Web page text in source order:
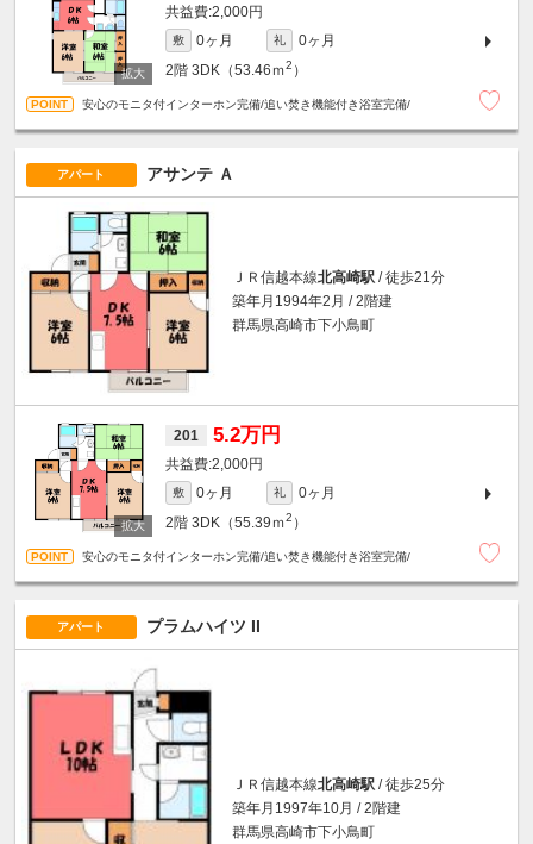
2,000円
敷 0ヶ月 礼
0ヶ月
2階 3DK（53.46ｍ2 ）
安心のモニタ付インターホン完備/追い焚き機能付き浴室完備/
アパート アサンテ Ａ
ＪＲ信越本線北高崎駅 / 徒歩21分
築年月1994年2月 / 2階建
群馬県高崎市下小鳥町
201 5.2万円
2,000円
敷 0ヶ月 礼
0ヶ月
2階 3DK（55.39ｍ2 ）
安心のモニタ付インターホン完備/追い焚き機能付き浴室完備/
アパート プラムハイツ II
ＪＲ信越本線北高崎駅 / 徒歩25分
築年月1997年10月 / 2階建
群馬県高崎市下小鳥町